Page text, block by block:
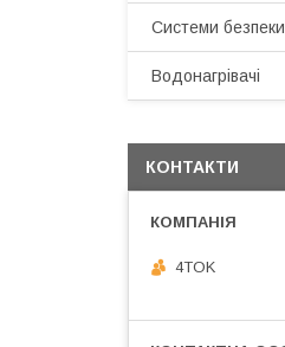
Системи безпеки
Водонагрівачі
КОНТАКТИ
4TOK